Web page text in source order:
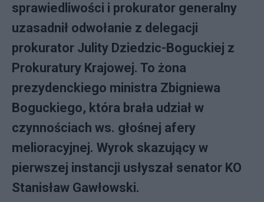
sprawiedliwości i prokurator generalny
uzasadnił odwołanie z delegacji
prokurator Julity Dziedzic-Boguckiej z
Prokuratury Krajowej. To żona
prezydenckiego ministra Zbigniewa
Boguckiego, która brała udział w
czynnościach ws. głośnej afery
melioracyjnej. Wyrok skazujący w
pierwszej instancji usłyszał senator KO
Stanisław Gawłowski.